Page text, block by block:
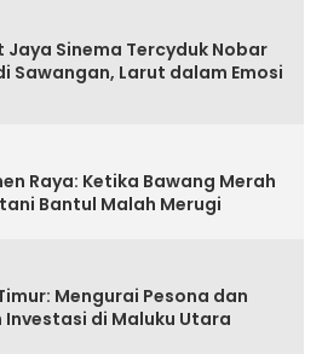
Jaya Sinema Tercyduk Nobar
Sawangan, Larut dalam Emosi
Raya: Ketika Bawang Merah
Bantul Malah Merugi
Mengurai Pesona dan
di Maluku Utara